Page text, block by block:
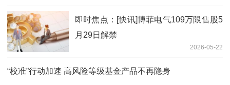
即时焦点：[快讯]博菲电气109万限售股5
月29日解禁
2026-05-22
“校准”行动加速 高风险等级基金产品不再隐身